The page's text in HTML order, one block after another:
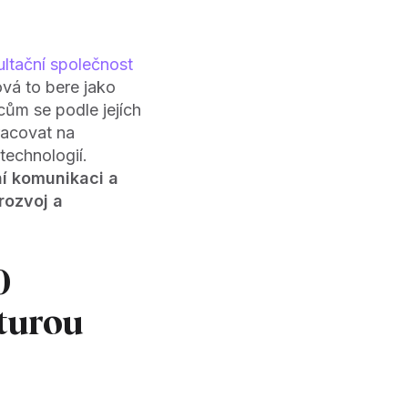
společnost
to bere jako
se podle jejích
na
komunikaci a
a